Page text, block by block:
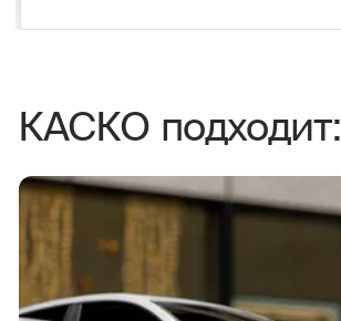
КАСКО подходит: